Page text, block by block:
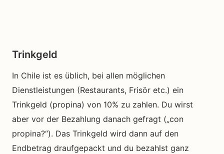
Trinkgeld
In Chile ist es üblich, bei allen möglichen
Dienstleistungen (Restaurants, Frisör etc.) ein
Trinkgeld (propina) von 10% zu zahlen. Du wirst
aber vor der Bezahlung danach gefragt („con
propina?“). Das Trinkgeld wird dann auf den
Endbetrag draufgepackt und du bezahlst ganz